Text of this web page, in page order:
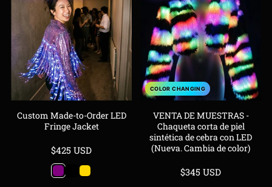
Custom Made-to-Order LED
Fringe Jacket
Precio
de
venta
$425 USD
PurpleBlackGold
COLOR CHANGING
VENTA DE MUESTRAS -
Chaqueta corta de piel
sintética de cebra con LED
(Nueva. Cambia de color)
Precio
$345 USD